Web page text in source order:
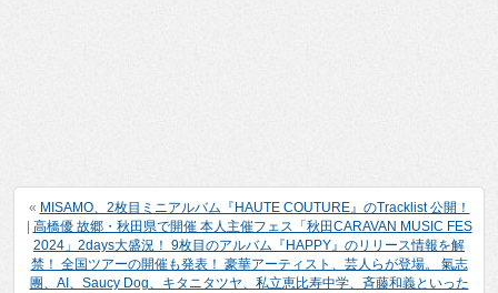
« MISAMO、2枚目ミニアルバム『HAUTE COUTURE』のTracklist 公開！
高橋優 故郷・秋田県で開催 本人主催フェス「秋田CARAVAN MUSIC FES
2024」2days大盛況！ 9枚目のアルバム『HAPPY』のリリース情報を解
禁！ 全国ツアーの開催も発表！ 豪華アーティスト、芸人らが登場。 氣志
團、AI、Saucy Dog、キタニタツヤ、私立恵比寿中学、斉藤和義といった